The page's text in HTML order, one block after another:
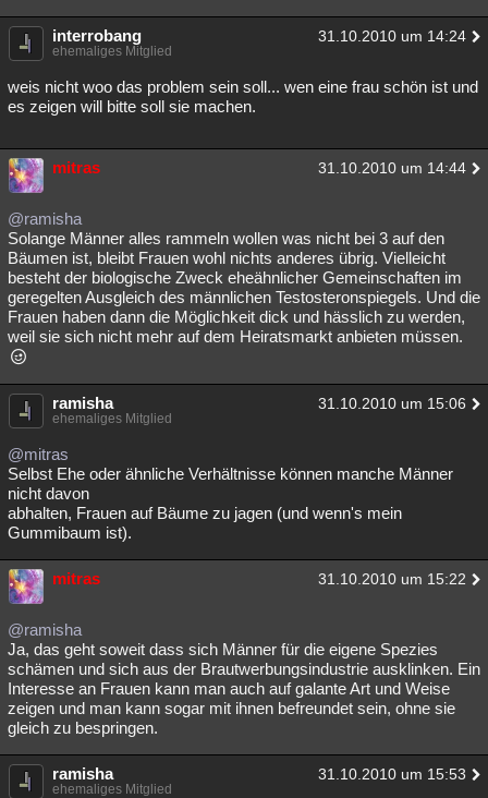
interrobang 31.10.2010 um 14:24
ehemaliges Mitglied
weis nicht woo das problem sein soll... wen eine frau schön ist und
es zeigen will bitte soll sie machen.
mitras 31.10.2010 um 14:44
@ramisha
Solange Männer alles rammeln wollen was nicht bei 3 auf den
Bäumen ist, bleibt Frauen wohl nichts anderes übrig. Vielleicht
besteht der biologische Zweck eheähnlicher Gemeinschaften im
geregelten Ausgleich des männlichen Testosteronspiegels. Und die
Frauen haben dann die Möglichkeit dick und hässlich zu werden,
weil sie sich nicht mehr auf dem Heiratsmarkt anbieten müssen.
ramisha 31.10.2010 um 15:06
ehemaliges Mitglied
@mitras
Selbst Ehe oder ähnliche Verhältnisse können manche Männer
nicht davon
abhalten, Frauen auf Bäume zu jagen (und wenn's mein
Gummibaum ist).
mitras 31.10.2010 um 15:22
@ramisha
Ja, das geht soweit dass sich Männer für die eigene Spezies
schämen und sich aus der Brautwerbungsindustrie ausklinken. Ein
Interesse an Frauen kann man auch auf galante Art und Weise
zeigen und man kann sogar mit ihnen befreundet sein, ohne sie
gleich zu bespringen.
ramisha 31.10.2010 um 15:53
ehemaliges Mitglied